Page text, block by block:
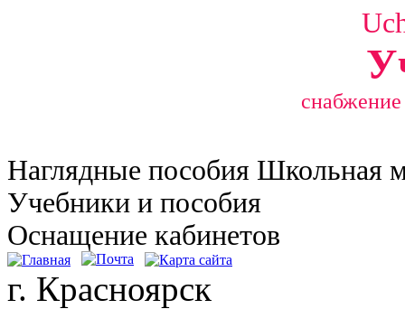
Наглядные пособия Школьная
Учебники и пособия
Оснащение кабинетов
г. Красноярск